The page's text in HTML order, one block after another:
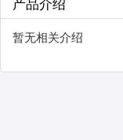
产品介绍
暂无相关介绍